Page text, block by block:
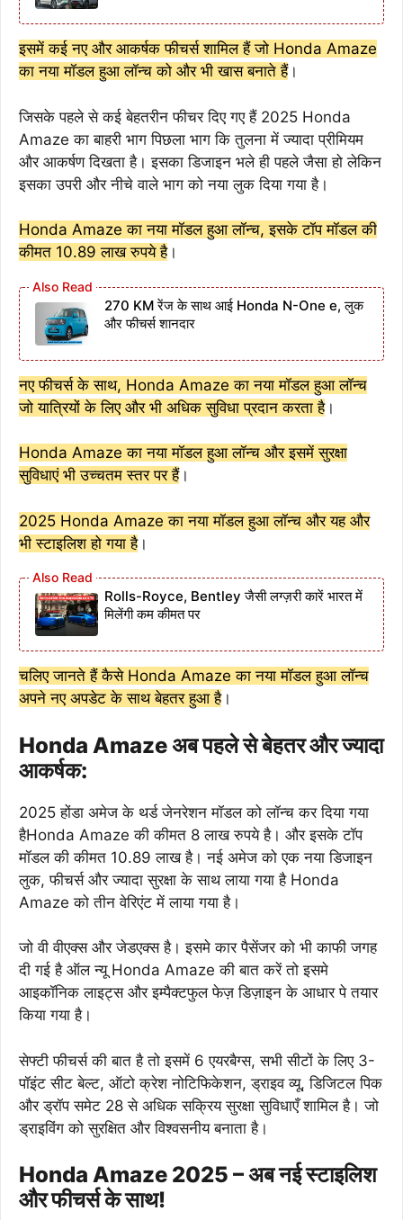
इसमें कई नए और आकर्षक फीचर्स शामिल हैं जो Honda Amaze
का नया मॉडल हुआ लॉन्च को और भी खास बनाते हैं।
जिसके पहले से कई बेहतरीन फीचर दिए गए हैं 2025 Honda
Amaze का बाहरी भाग पिछला भाग कि तुलना में ज्यादा प्रीमियम
और आकर्षण दिखता है। इसका डिजाइन भले ही पहले जैसा हो लेकिन
इसका उपरी और नीचे वाले भाग को नया लुक दिया गया है।
Honda Amaze का नया मॉडल हुआ लॉन्च, इसके टॉप मॉडल की
कीमत 10.89 लाख रुपये है।
270 KM रेंज के साथ आई Honda N-One e, लुक
और फीचर्स शानदार
नए फीचर्स के साथ, Honda Amaze का नया मॉडल हुआ लॉन्च
जो यात्रियों के लिए और भी अधिक सुविधा प्रदान करता है।
Honda Amaze का नया मॉडल हुआ लॉन्च और इसमें सुरक्षा
सुविधाएं भी उच्चतम स्तर पर हैं।
2025 Honda Amaze का नया मॉडल हुआ लॉन्च और यह और
भी स्टाइलिश हो गया है।
Rolls-Royce, Bentley जैसी लग्ज़री कारें भारत में
मिलेंगी कम कीमत पर
चलिए जानते हैं कैसे Honda Amaze का नया मॉडल हुआ लॉन्च
अपने नए अपडेट के साथ बेहतर हुआ है।
Honda Amaze अब पहले से बेहतर और ज्यादा
आकर्षक:
2025 होंडा अमेज के थर्ड जेनरेशन मॉडल को लॉन्च कर दिया गया
हैHonda Amaze की कीमत 8 लाख रुपये है। और इसके टॉप
मॉडल की कीमत 10.89 लाख है। नई अमेज को एक नया डिजाइन
लुक, फीचर्स और ज्यादा सुरक्षा के साथ लाया गया है Honda
Amaze को तीन वेरिएंट में लाया गया है।
जो वी वीएक्स और जेडएक्स है। इसमे कार पैसेंजर को भी काफी जगह
दी गई है ऑल न्यू Honda Amaze की बात करें तो इसमे
आइकॉनिक लाइट्स और इम्पैक्टफुल फेज़ डिज़ाइन के आधार पे तयार
किया गया है।
सेफ्टी फीचर्स की बात है तो इसमें 6 एयरबैग्स, सभी सीटों के लिए 3-
पॉइंट सीट बेल्ट, ऑटो क्रेश नोटिफिकेशन, ड्राइव व्यू, डिजिटल पिक
और ड्रॉप समेट 28 से अधिक सक्रिय सुरक्षा सुविधाएँ शामिल है। जो
ड्राइविंग को सुरक्षित और विश्वसनीय बनाता है।
Honda Amaze 2025 – अब नई स्टाइलिश
और फीचर्स के साथ!